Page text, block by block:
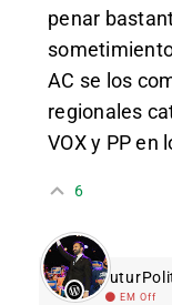
penar
AC se los
regionales
VOX y PP en
6
EM Off